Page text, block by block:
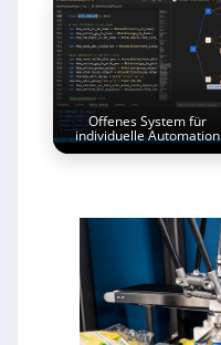
Offenes System für
individuelle Automation